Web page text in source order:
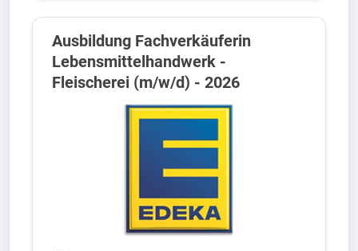
Ausbildung Fachverkäuferin
Lebensmittelhandwerk -
Fleischerei (m/w/d) - 2026